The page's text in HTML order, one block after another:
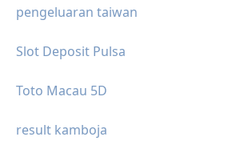
pengeluaran taiwan
Slot Deposit Pulsa
Toto Macau 5D
result kamboja